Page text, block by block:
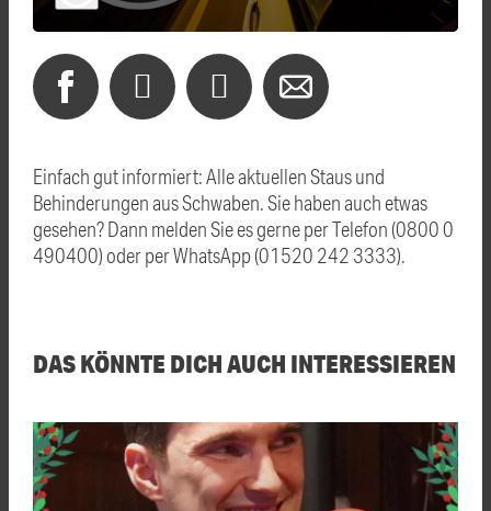
Einfach gut informiert: Alle aktuellen Staus und
Behinderungen aus Schwaben. Sie haben auch etwas
gesehen? Dann melden Sie es gerne per Telefon (0800 0
490400) oder per WhatsApp (01520 242 3333).
DAS KÖNNTE DICH AUCH INTERESSIEREN